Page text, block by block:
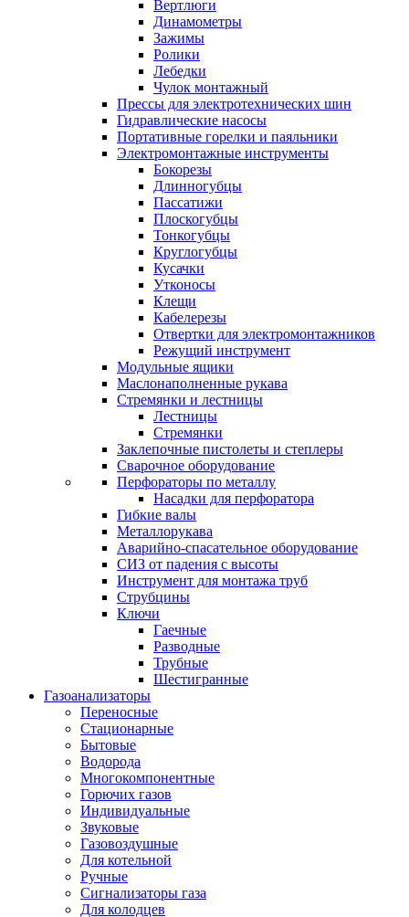
Вертлюги
Динамометры
Зажимы
Ролики
Лебедки
Чулок монтажный
Прессы для электротехнических шин
Гидравлические насосы
Портативные горелки и паяльники
Электромонтажные инструменты
Бокорезы
Длинногубцы
Пассатижи
Плоскогубцы
Тонкогубцы
Круглогубцы
Кусачки
Утконосы
Клещи
Кабелерезы
Отвертки для электромонтажников
Режущий инструмент
Модульные ящики
Маслонаполненные рукава
Стремянки и лестницы
Лестницы
Стремянки
Заклепочные пистолеты и степлеры
Сварочное оборудование
Перфораторы по металлу
Насадки для перфоратора
Гибкие валы
Металлорукава
Аварийно-спасательное оборудование
СИЗ от падения с высоты
Инструмент для монтажа труб
Струбцины
Ключи
Гаечные
Разводные
Трубные
Шестигранные
Газоанализаторы
Переносные
Стационарные
Бытовые
Водорода
Многокомпонентные
Горючих газов
Индивидуальные
Звуковые
Газовоздушные
Для котельной
Ручные
Сигнализаторы газа
Для колодцев